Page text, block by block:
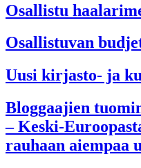
Osallistu
Osallistuvan
Uusi kirjasto- ja
Bloggaajien
– Keski-
rauhaan aiempaa